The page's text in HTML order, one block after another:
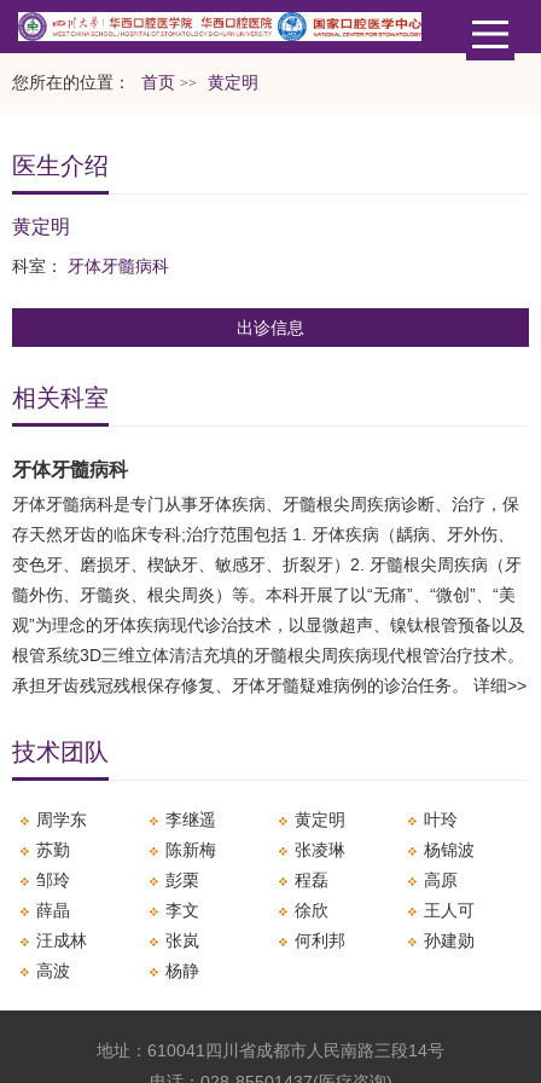
您所在的位置： 首页 >> 黄定明
医生介绍
黄定明
科室： 牙体牙髓病科
出诊信息
相关科室
牙体牙髓病科
牙体牙髓病科是专门从事牙体疾病、牙髓根尖周疾病诊断、治疗，保
存天然牙齿的临床专科;治疗范围包括 1. 牙体疾病（龋病、牙外伤、
变色牙、磨损牙、楔缺牙、敏感牙、折裂牙）2. 牙髓根尖周疾病（牙
髓外伤、牙髓炎、根尖周炎）等。本科开展了以“无痛”、“微创”、“美
观”为理念的牙体疾病现代诊治技术，以显微超声、镍钛根管预备以及
根管系统3D三维立体清洁充填的牙髓根尖周疾病现代根管治疗技术。
承担牙齿残冠残根保存修复、牙体牙髓疑难病例的诊治任务。 详细>>
技术团队
周学东 李继遥 黄定明
叶玲
苏勤
陈新梅 张凌琳
杨锦波
邹玲
彭栗 程磊
高原
薛晶
李文 徐欣
王人可
汪成林
张岚 何利邦
孙建勋
高波
杨静
地址：610041四川省成都市人民南路三段14号